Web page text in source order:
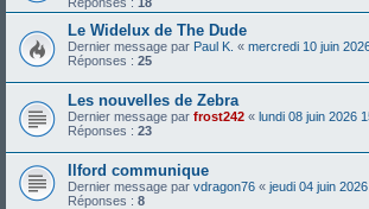
Le Widelux de The Dude
Dernier message par Paul K. « mercredi 10 juin
Réponses : 25
Les nouvelles de Zebra
Dernier message par frost242 « lundi 08 juin 2026
Réponses : 23
Ilford communique
Dernier message par vdragon76 « jeudi 04 juin
Réponses : 8